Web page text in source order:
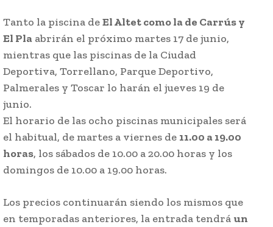
Tanto la piscina deEl Altet como la de Carrús y
El Pla abrirán el próximo martes 17 de junio,
mientras que las piscinas de la Ciudad
Deportiva, Torrellano, Parque Deportivo,
Palmerales y Toscar lo harán el jueves 19 de
junio.
El horario de las ocho piscinas municipales será
el habitual, de martes a viernes de 11.00 a 19.00
horas, los sábados de 10.00 a 20.00 horas y los
domingos de 10.00 a 19.00 horas.
Los precios continuarán siendo los mismos que
en temporadas anteriores, la entrada tendrá un